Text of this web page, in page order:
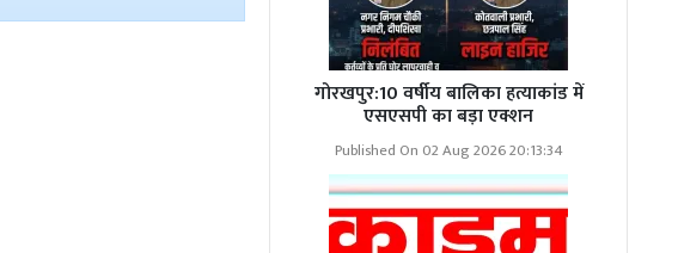
गोरखपुर:10 वर्षीय बालिका हत्याकांड में
एसएसपी का बड़ा एक्शन
Published On 02 Aug 2026 20:13:34